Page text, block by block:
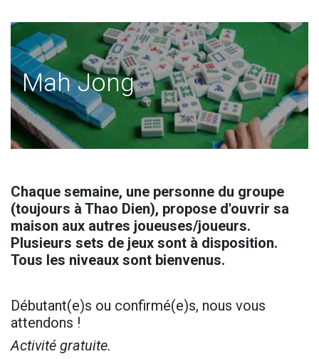
Mah Jong
Chaque semaine, une personne du groupe
(toujours à Thao Dien), propose d'ouvrir sa
maison aux autres joueuses/joueurs.
Plusieurs sets de jeux sont à disposition.
Tous les niveaux sont bienvenus.
Débutant(e)s ou confirmé(e)s, nous vous
attendons !
Activité gratuite.